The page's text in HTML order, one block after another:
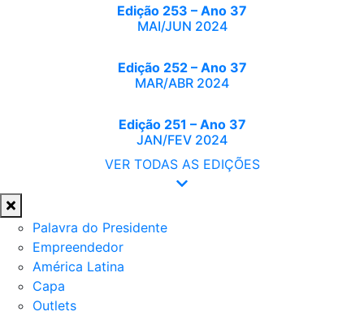
Edição 253 – Ano 37
MAI/JUN 2024
Edição 252 – Ano 37
MAR/ABR 2024
Edição 251 – Ano 37
JAN/FEV 2024
VER TODAS AS EDIÇÕES
Palavra do Presidente
Empreendedor
América Latina
Capa
Outlets